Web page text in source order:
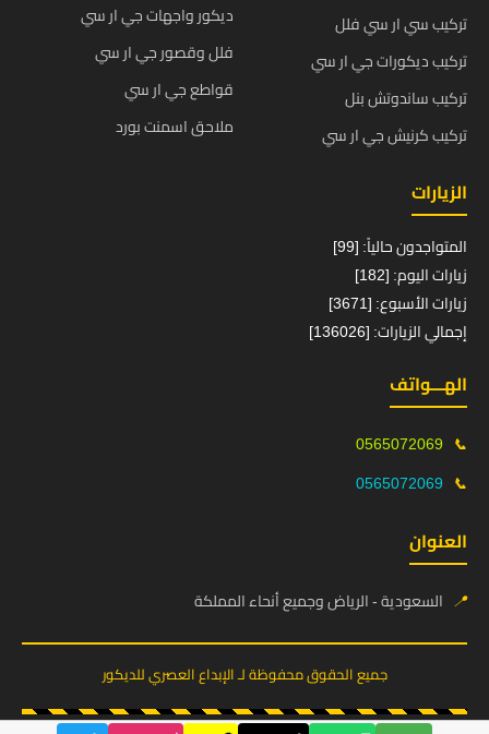
تركيب سي ار سي فلل
تركيب ديكورات جي ار سي
تركيب ساندوتش بنل
تركيب كرنيش جي ار سي
ديكور واجهات جي ار سي
فلل وقصور جي ار سي
قواطع جي ار سي
ملاحق اسمنت بورد
الزيارات
المتواجدون حالياً: [99]
زيارات اليوم: [182]
زيارات الأسبوع: [3671]
إجمالي الزيارات: [136026]
الهـــواتف
📞
0565072069
📞
0565072069
العنوان
📍 السعودية - الرياض وجميع أنحاء المملكة
جميع الحقوق محفوظة لـ الإبداع العصري للديكور